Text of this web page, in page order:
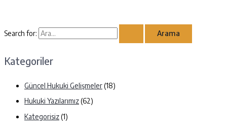
Search for:
Kategoriler
Güncel Hukuki Gelişmeler(18)
Hukuki Yazılarımız(62)
Kategorisiz(1)